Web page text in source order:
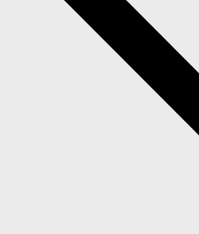
ihrem
wir unsere
die anschließende Feier.